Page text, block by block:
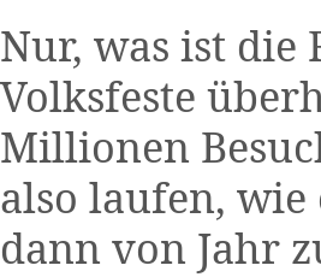
Nur, was ist die
Volksfeste
Millionen
also laufen, wie
dann von Jahr